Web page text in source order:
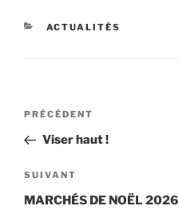
CATÉGORIES
ACTUALITÉS
Navigation
l’article
Article
précédent
PRÉCÉDENT
Viser haut !
Article
suivant
SUIVANT
MARCHÉS DE NOËL 2026